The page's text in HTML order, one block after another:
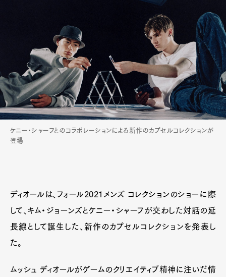
ケニー・シャーフとのコラボレーションによる新作のカプセルコレクションが
登場
ディオールは、フォール2021メンズ コレクションのショーに際
して、キム・ジョーンズとケニー・シャーフが交わした対話の延
長線として誕生した、新作のカプセルコレクションを発表し
た。
ムッシュ ディオールがゲームのクリエイティブ精神に注いだ情